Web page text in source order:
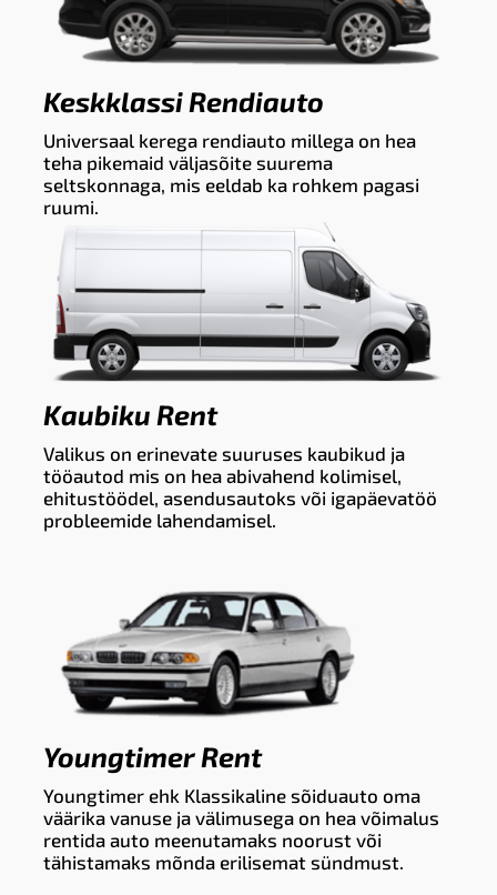
Keskklassi Rendiauto
Universaal kerega rendiauto millega on hea
teha pikemaid väljasõite suurema
seltskonnaga, mis eeldab ka rohkem pagasi
ruumi.
Kaubiku Rent
Valikus on erinevate suuruses kaubikud ja
tööautod mis on hea abivahend kolimisel,
ehitustöödel, asendusautoks või igapäevatöö
probleemide lahendamisel.
Youngtimer Rent
Youngtimer ehk Klassikaline sõiduauto oma
väärika vanuse ja välimusega on hea võimalus
rentida auto meenutamaks noorust või
tähistamaks mõnda erilisemat sündmust.